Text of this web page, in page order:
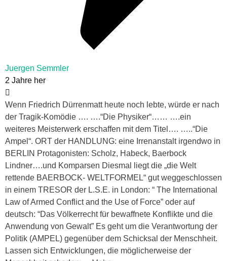
Juergen Semmler
2 Jahre her
Wenn Friedrich Dürrenmatt heute noch lebte, würde er nach
der Tragik-Komödie …. ….“Die Physiker“…… ….ein
weiteres Meisterwerk erschaffen mit dem Titel…. …..“Die
Ampel“. ORT der HANDLUNG: eine Irrenanstalt irgendwo in
BERLIN Protagonisten: Scholz, Habeck, Baerbock
Lindner….und Komparsen Diesmal liegt die „die Welt
rettende BAERBOCK- WELTFORMEL“ gut weggeschlossen
in einem TRESOR der L.S.E. in London: “ The International
Law of Armed Conflict and the Use of Force” oder auf
deutsch: “Das Völkerrecht für bewaffnete Konflikte und die
Anwendung von Gewalt” Es geht um die Verantwortung der
Politik (AMPEL) gegenüber dem Schicksal der Menschheit.
Lassen sich Entwicklungen, die möglicherweise der